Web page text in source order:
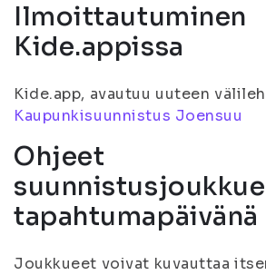
Ilmoittautuminen
Kide.appissa
Kide.app, avautuu uuteen
Kaupunkisuunnistus Joensuu
Ohjeet
tapahtumapäivänä
Joukkueet voivat kuvauttaa